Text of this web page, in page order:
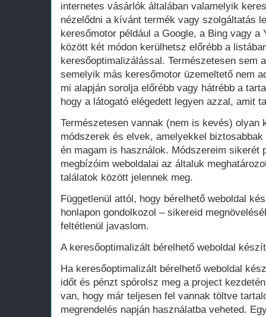
internetes vásárlók általában valamelyik
nézelődni a kívánt termék vagy szolgáltatás
keresőmotor például a Google, a Bing vagy a
között két módon kerülhetsz előrébb a
keresőoptimalizálással. Természetesen sem
semelyik más keresőmotor üzemeltető nem
mi alapján sorolja előrébb vagy hátrébb a
hogy a látogató elégedett legyen azzal, amit
Természetesen vannak (nem is kevés) olyan
módszerek és elvek, amelyekkel
én magam is használok. Módszereim sikerét
megbízóim weboldalai az általuk
találatok között jelennek meg.
Függetlenül attól, hogy bérelhető weboldal
honlapon gondolkozol – sikereid
feltétlenül javaslom.
A keresőoptimalizált bérelhető weboldal
Ha keresőoptimalizált bérelhető weboldal
időt és pénzt spórolsz meg a project
van, hogy már teljesen fel vannak töltve
megrendelés napján használatba veheted.